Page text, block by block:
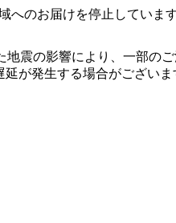
へのお届けを停止していま
地震の影響により、一部の
が発生する場合がござい